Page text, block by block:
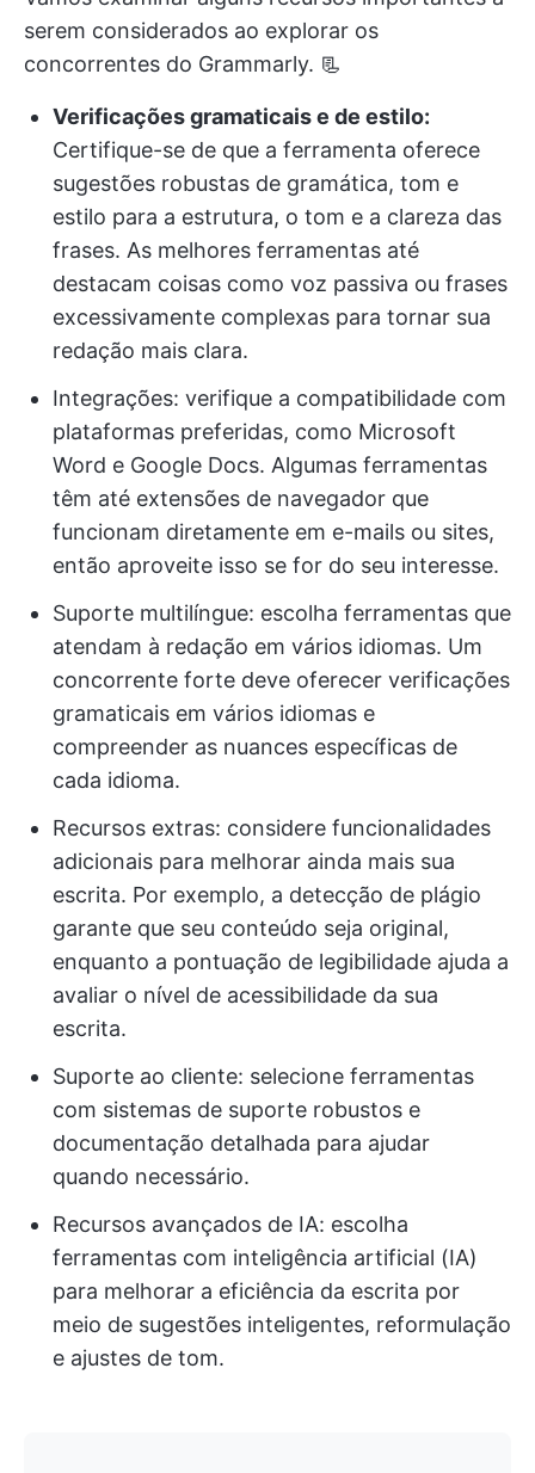
serem considerados ao explorar os
concorrentes do Grammarly. 📃
Verificações gramaticais e de estilo:
Certifique-se de que a ferramenta oferece
sugestões robustas de gramática, tom e
estilo para a estrutura, o tom e a clareza das
frases. As melhores ferramentas até
destacam coisas como voz passiva ou frases
excessivamente complexas para tornar sua
redação mais clara.
Integrações: verifique a compatibilidade com
plataformas preferidas, como Microsoft
Word e Google Docs. Algumas ferramentas
têm até extensões de navegador que
funcionam diretamente em e-mails ou sites,
então aproveite isso se for do seu interesse.
Suporte multilíngue: escolha ferramentas que
atendam à redação em vários idiomas. Um
concorrente forte deve oferecer verificações
gramaticais em vários idiomas e
compreender as nuances específicas de
cada idioma.
Recursos extras: considere funcionalidades
adicionais para melhorar ainda mais sua
escrita. Por exemplo, a detecção de plágio
garante que seu conteúdo seja original,
enquanto a pontuação de legibilidade ajuda a
avaliar o nível de acessibilidade da sua
escrita.
Suporte ao cliente: selecione ferramentas
com sistemas de suporte robustos e
documentação detalhada para ajudar
quando necessário.
Recursos avançados de IA: escolha
ferramentas com inteligência artificial (IA)
para melhorar a eficiência da escrita por
meio de sugestões inteligentes, reformulação
e ajustes de tom.